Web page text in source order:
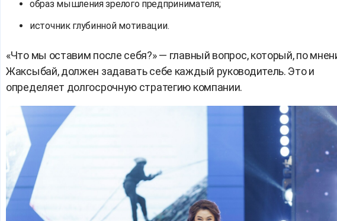
образ мышления зрелого предпринимателя;
источник глубинной мотивации.
«Что мы оставим после себя?» — главный вопрос, который, по
Жаксыбай, должен задавать себе каждый руководитель. Это и
определяет долгосрочную стратегию компании.